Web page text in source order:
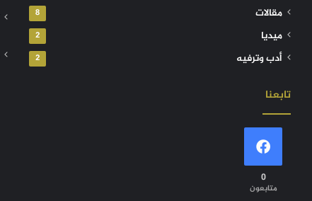
مقالات 8
ميديا 2
أدب وترفيه 2
تابعنا
0
متابعون